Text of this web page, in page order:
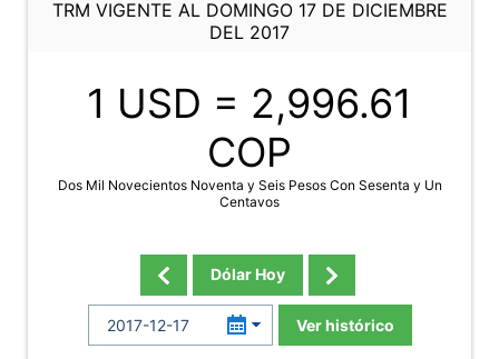
TRM VIGENTE AL DOMINGO 17 DE DICIEMBRE
DEL 2017
1 USD = 2,996.61
COP
Dos Mil Novecientos Noventa y Seis Pesos Con Sesenta y Un
Centavos
Dólar Hoy
Ver histórico